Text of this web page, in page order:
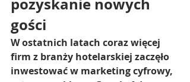
pozyskanie nowych
gości
W ostatnich latach coraz więcej
firm z branży hotelarskiej zaczęło
inwestować w marketing cyfrowy,